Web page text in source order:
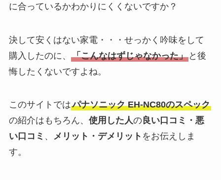
に合っているかわかりにくくないですか？
決して安くはない家電・・・せっかく吟味をして
購入したのに、 「こんなはずじゃなかった」と後
悔したくないですよね。
このサイトではパナソニック EH-NC80のスペック
の紹介はもちろん、 使用した人の良い口コミ・悪
い口コミ 、 メリット・デメリット をお伝えしま
す。